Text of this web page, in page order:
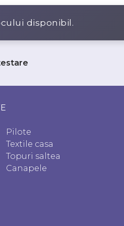
disponibil.
Pilote
Textile casa
Topuri saltea
Canapele